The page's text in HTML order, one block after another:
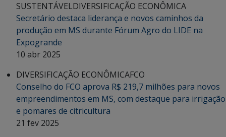
SUSTENTÁVELDIVERSIFICAÇÃO ECONÔMICA
Secretário destaca liderança e novos caminhos da
produção em MS durante Fórum Agro do LIDE na
Expogrande
10 abr 2025
DIVERSIFICAÇÃO ECONÔMICAFCO
Conselho do FCO aprova R$ 219,7 milhões para novos
empreendimentos em MS, com destaque para irrigação
e pomares de citricultura
21 fev 2025